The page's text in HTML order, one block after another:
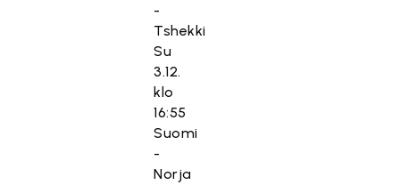
-
Tshekki
Su
3.12.
klo
16:55
Suomi
-
Norja